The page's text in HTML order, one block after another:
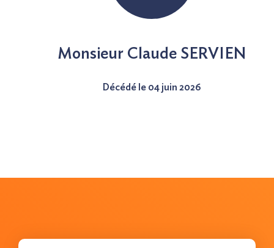
Monsieur Claude SERVIEN
Décédé le 04 juin 2026